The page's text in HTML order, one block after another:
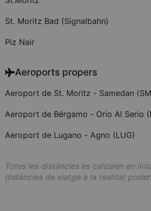
St. Moritz Bad (Signalbahn)
Piz Nair
Aeroports propers
Aeroport de St. Moritz - Samedan
Aeroport de Bérgamo - Orio Al Serio
Aeroport de Lugano - Agno (LUG)
Totes les distàncies es calculen en
distàncies de viatge a la realitat